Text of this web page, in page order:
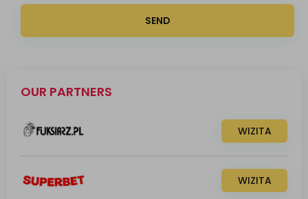
SEND
OUR PARTNERS
WIZITA
WIZITA